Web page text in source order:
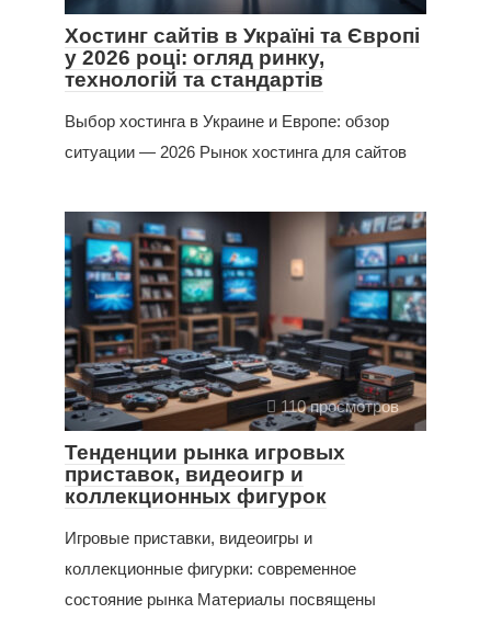
Хостинг сайтів в Україні та Європі
у 2026 році: огляд ринку,
технологій та стандартів
Выбор хостинга в Украине и Европе: обзор
ситуации — 2026 Рынок хостинга для сайтов
110 просмотров
Тенденции рынка игровых
приставок, видеоигр и
коллекционных фигурок
Игровые приставки, видеоигры и
коллекционные фигурки: современное
состояние рынка Материалы посвящены